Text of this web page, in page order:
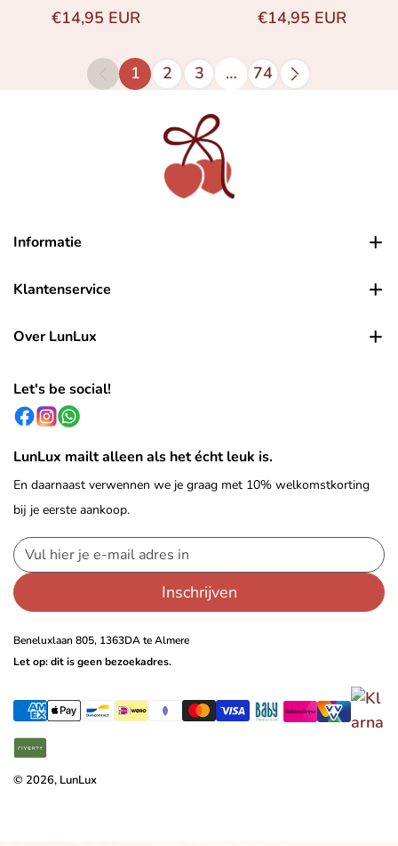
Normale prijs
€14,95 EUR Normale prijs
€14,95 EUR
1 2 3 … 74
Informatie
Klantenservice
Over LunLux
Let's be social!
LunLux mailt alleen als het écht leuk is.
En daarnaast verwennen we je graag met 10% welkomstkorting
bij je eerste aankoop.
Inschrijven
Beneluxlaan 805, 1363DA te Almere
Let op: dit is geen bezoekadres.
© 2026, LunLux